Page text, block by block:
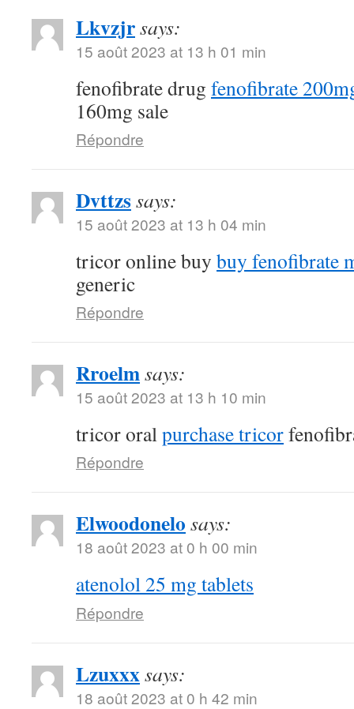
Lkvzjrsays:
15 août 2023 at 13 h 01 min
fenofibrate drug fenofibrate
160mg sale
Répondre
Dvttzssays:
15 août 2023 at 13 h 04 min
tricor online buy buy fenofibrate
generic
Répondre
Rroelmsays:
15 août 2023 at 13 h 10 min
tricor oralpurchase tricor
Répondre
Elwoodonelo says:
18 août 2023 at 0 h 00 min
atenolol 25 mg tablets
Répondre
Lzuxxxsays:
18 août 2023 at 0 h 42 min